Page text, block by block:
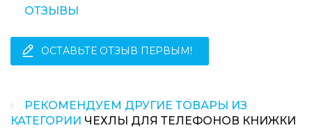
ОТЗЫВЫ
ОСТАВЬТЕ ОТЗЫВ ПЕРВЫМ!
РЕКОМЕНДУЕМ ДРУГИЕ ТОВАРЫ ИЗ
КАТЕГОРИИ ЧЕХЛЫ ДЛЯ ТЕЛЕФОНОВ КНИЖКИ